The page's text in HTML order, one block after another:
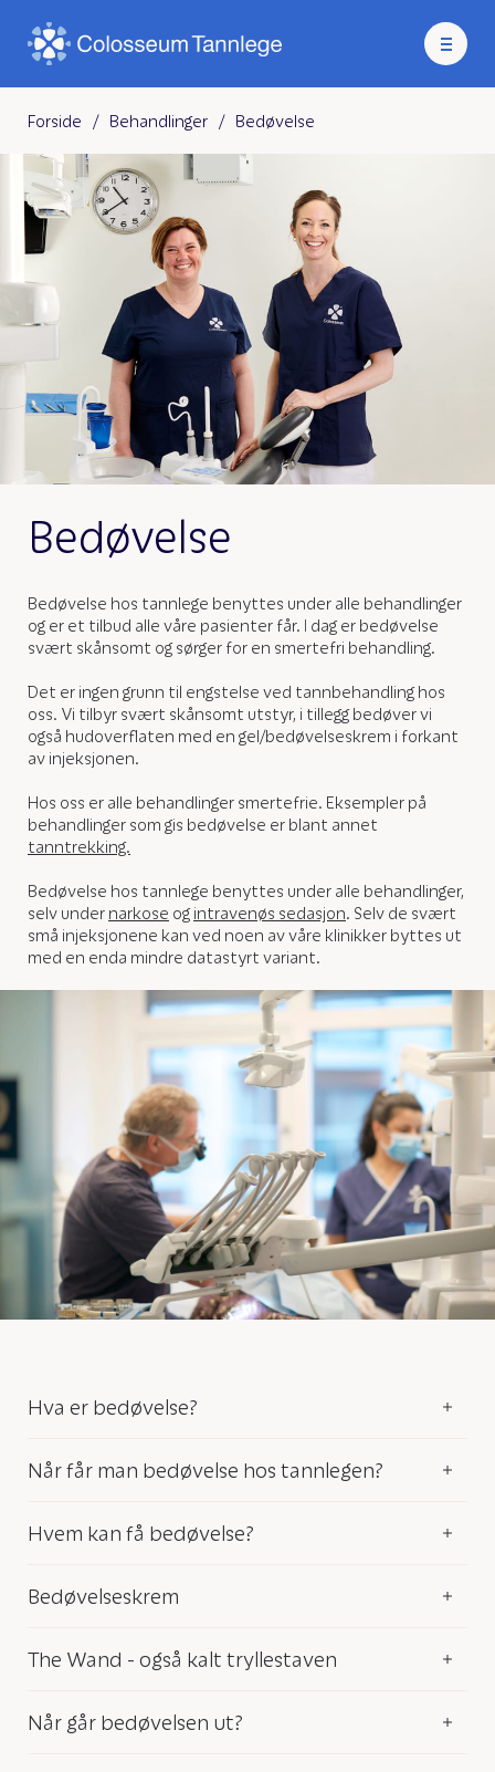
Forside / Behandlinger / Bedøvelse
Bedøvelse
Bedøvelse hos tannlege benyttes under alle behandlinger
og er et tilbud alle våre pasienter får. I dag er bedøvelse
svært skånsomt og sørger for en smertefri behandling.
Det er ingen grunn til engstelse ved tannbehandling hos
oss. Vi tilbyr svært skånsomt utstyr, i tillegg bedøver vi
også hudoverflaten med en gel/bedøvelseskrem i forkant
av injeksjonen.
Hos oss er alle behandlinger smertefrie. Eksempler på
behandlinger som gis bedøvelse er blant annet
tanntrekking.
Bedøvelse hos tannlege benyttes under alle behandlinger,
selv under narkose ogintravenøs sedasjon. Selv de svært
små injeksjonene kan ved noen av våre klinikker byttes ut
med en enda mindre datastyrt variant.
Hva er bedøvelse?
Når får man bedøvelse hos tannlegen?
Hvem kan få bedøvelse?
Bedøvelseskrem
The Wand - også kalt tryllestaven
Når går bedøvelsen ut?